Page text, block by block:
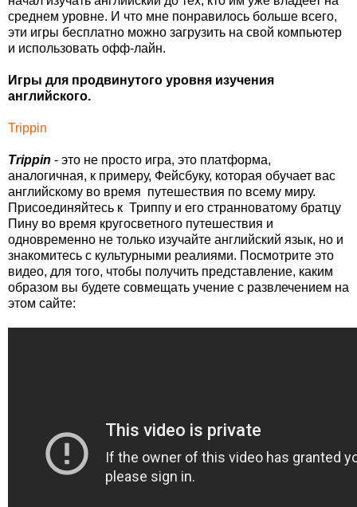
среднем уровне. И что мне понравилось больше всего,
эти игры бесплатно можно загрузить на свой компьютер
и использовать офф-лайн.
Игры для продвинутого уровня изучения
английского.
Trippin
Trippin - это не просто игра, это платформа,
аналогичная, к примеру, Фейсбуку, которая обучает вас
английскому во время путешествия по всему миру.
Присоединяйтесь к Триппу и его странноватому братцу
Пину во время кругосветного путешествия и
одновременно не только изучайте английский язык, но и
знакомитесь с культурными реалиями. Посмотрите это
видео, для того, чтобы получить представление, каким
образом вы будете совмещать учение с развлечением на
этом сайте: